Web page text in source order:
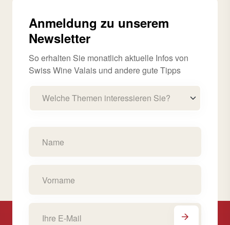
Anmeldung zu unserem
Newsletter
So erhalten Sie monatlich aktuelle Infos von
Swiss Wine Valais und andere gute Tipps
Welche Themen interessieren Sie?